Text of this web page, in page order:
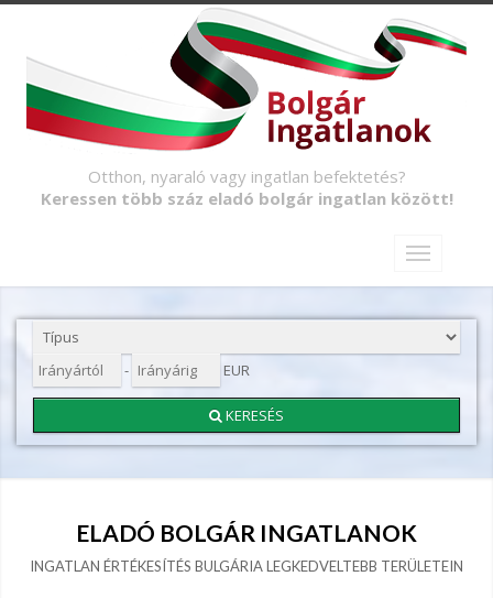
Otthon, nyaraló vagy ingatlan befektetés?
Keressen több száz eladó bolgár ingatlan között!
- EUR
KERESÉS
ELADÓ BOLGÁR INGATLANOK
INGATLAN ÉRTÉKESÍTÉS BULGÁRIA LEGKEDVELTEBB TERÜLETEIN